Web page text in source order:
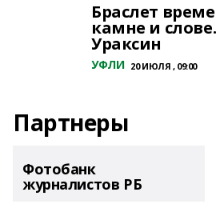
Браслет
камне и
Ураксин
УФЛИ 20 ИЮЛЯ , 09:00
Партнеры
Фотобанк
журналистов РБ